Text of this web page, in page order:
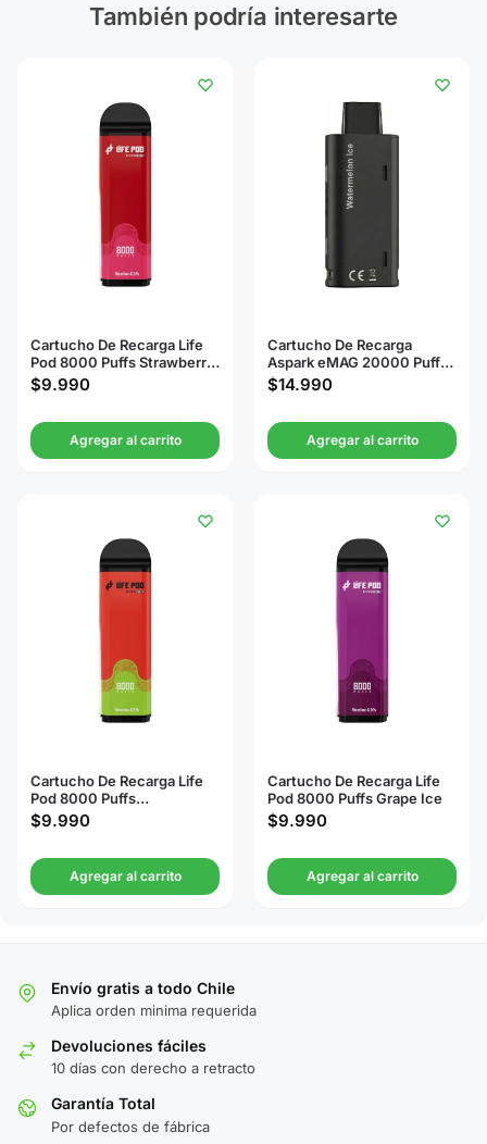
También podría interesarte
Cartucho De Recarga Life
Pod 8000 Puffs Strawberry
Ice
$9.990
Agregar al carrito
Cartucho De Recarga
Aspark eMAG 20000 Puffs
Watermelon Ice
$14.990
Agregar al carrito
Cartucho De Recarga Life
Pod 8000 Puffs
Watermelon Ice
$9.990
Agregar al carrito
Cartucho De Recarga Life
Pod 8000 Puffs Grape Ice
$9.990
Agregar al carrito
Envío gratis a todo Chile
Aplica orden minima requerida
Devoluciones fáciles
10 días con derecho a retracto
Garantía Total
Por defectos de fábrica